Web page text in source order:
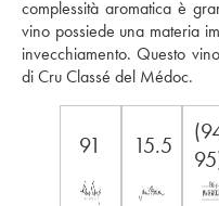
complessità aromatica è
vino possiede una materia
invecchiamento. Questo
di Cru Classé del Médoc.
91 15.5